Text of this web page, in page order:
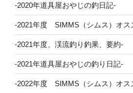
-2020年道具屋おやじの釣日記-
-2021年度 SIMMS（シムス）オス
-2021年度、渓流釣り釣果、要約-
-2021年道具屋おやじの釣り日記-
-2022年度 SIMMS（シムス）オス